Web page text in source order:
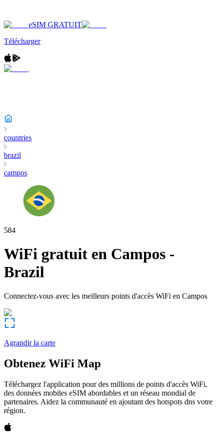
eSIM GRATUIT
Télécharger
countries
brazil
campos
584
WiFi gratuit en Campos -
Brazil
Connectez-vous avec les meilleurs points d'accès WiFi en Campos
Agrandir la carte
Obtenez WiFi Map
Téléchargez l'application pour des millions de points d'accès WiFi,
des données mobiles eSIM abordables et un réseau mondial de
partenaires. Aidez la communauté en ajoutant des hotspots dns votre
région.